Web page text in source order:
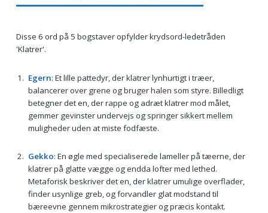
Disse 6 ord på 5 bogstaver opfylder krydsord-ledetråden
'Klatrer'.
Egern: Et lille pattedyr, der klatrer lynhurtigt i træer,
balancerer over grene og bruger halen som styre. Billedligt
betegner det en, der rappe og adræt klatrer mod målet,
gemmer gevinster undervejs og springer sikkert mellem
muligheder uden at miste fodfæste.
Gekko: En øgle med specialiserede lameller på tæerne, der
klatrer på glatte vægge og endda lofter med lethed.
Metaforisk beskriver det en, der klatrer umulige overflader,
finder usynlige greb, og forvandler glat modstand til
bæreevne gennem mikrostrategier og præcis kontakt.